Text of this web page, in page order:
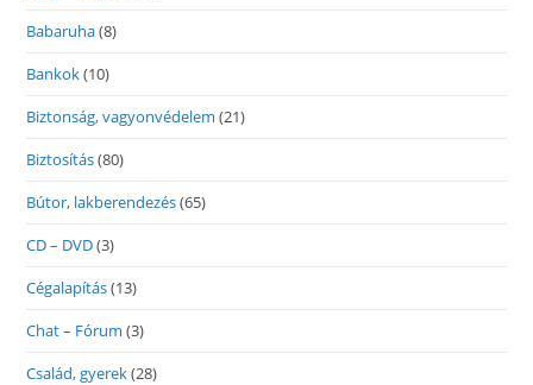
Babaruha(8)
Bankok(10)
Biztonság, vagyonvédelem (21)
Biztosítás(80)
Bútor, lakberendezés(65)
CD – DVD(3)
Cégalapítás(13)
Chat – Fórum (3)
Család, gyerek(28)